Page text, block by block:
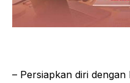
– Persiapkan diri